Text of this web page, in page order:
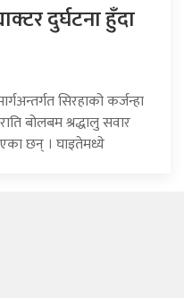
दुर्घटना हुँदा
सिरहाको कर्जन्हा
बोलबम श्रद्धालु सवार
छन् । घाइतेमध्ये